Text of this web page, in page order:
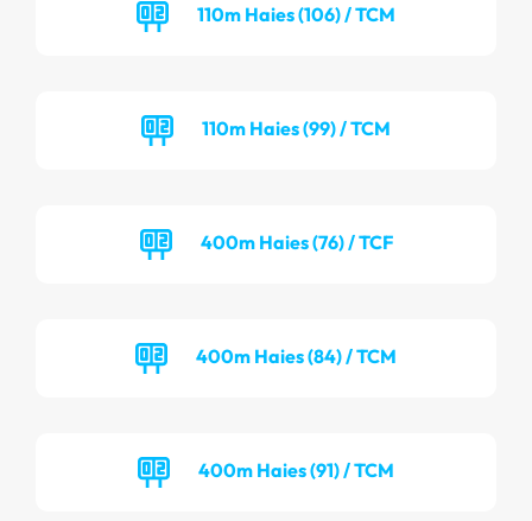
110m Haies (106) / TCM
110m Haies (99) / TCM
400m Haies (76) / TCF
400m Haies (84) / TCM
400m Haies (91) / TCM